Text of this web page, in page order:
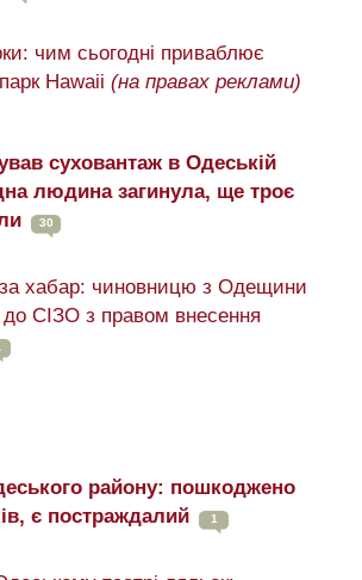
чим сьогодні приваблює
Hawaii (на правах реклами)
суховантаж в Одеській
людина загинула, ще троє
30
хабар: чиновницю з Одещини
до СІЗО з правом внесення
району: пошкоджено
є постраждалий
1